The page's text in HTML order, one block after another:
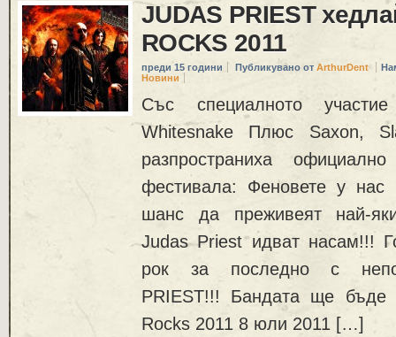
JUDAS PRIEST
ROCKS 2011
преди 15 години Публикувано от ArthurDent
Новини
Със специалното
Whitesnake Плюс Saxon,
разпространиха
фестивала: Феновете у нас
шанс да преживеят най-
Judas Priest идват насам!!!
рок за последно с
PRIEST!!! Бандата ще бъде
Rocks 2011 8 юли 2011 […]